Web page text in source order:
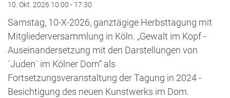
10. Okt. 2026 10:00 - 17:30
Samstag, 10-X-2026, ganztägige Herbsttagung mit
Mitgliederversammlung in Köln. „Gewalt im Kopf -
Auseinandersetzung mit den Darstellungen von
´Juden` im Kölner Dom“ als
Fortsetzungsveranstaltung der Tagung in 2024 -
Besichtigung des neuen Kunstwerks im Dom.